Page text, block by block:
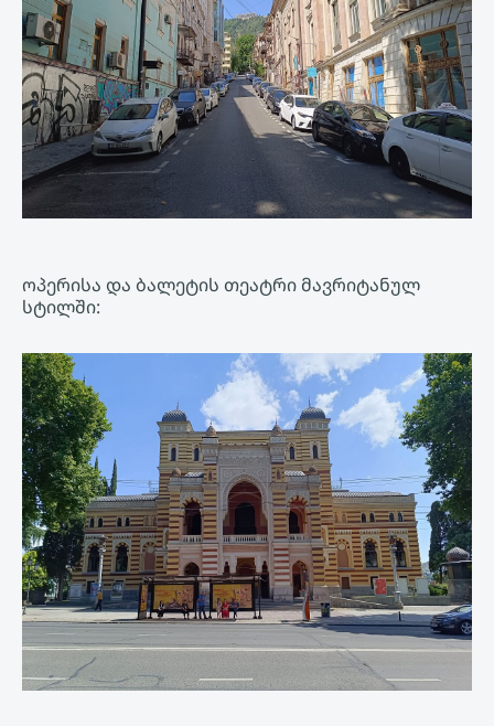
ოპერისა და ბალეტის თეატრი მავრიტანულ
სტილში: